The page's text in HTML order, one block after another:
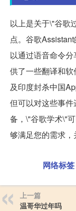
以上是关于\"谷歌
点。谷歌
以通过语音命令
供了一些翻译和
及印度封杀中国
但可以对这些事
备，\"谷歌学术\"
够满足您的需求，
网络标签
上一篇
温哥华过年吗